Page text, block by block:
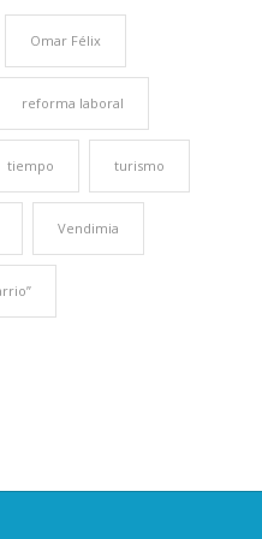
Omar Félix
reforma laboral
tiempo turismo
Vendimia